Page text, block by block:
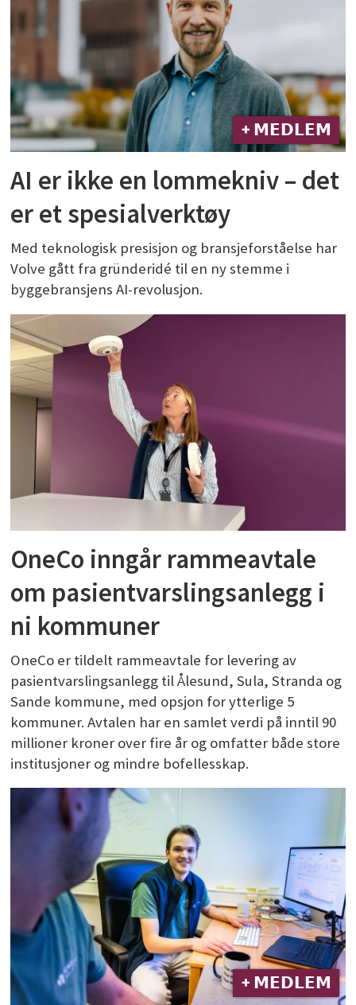
+ 𝗠𝗘𝗗𝗟𝗘𝗠
AI er ikke en lommekniv – det
er et spesialverktøy
Med teknologisk presisjon og bransjeforståelse har
Volve gått fra gründeridé til en ny stemme i
byggebransjens AI-revolusjon.
OneCo inngår rammeavtale
om pasientvarslingsanlegg i
ni kommuner
OneCo er tildelt rammeavtale for levering av
pasientvarslingsanlegg til Ålesund, Sula, Stranda og
Sande kommune, med opsjon for ytterlige 5
kommuner. Avtalen har en samlet verdi på inntil 90
millioner kroner over fire år og omfatter både store
institusjoner og mindre bofellesskap.
+ 𝗠𝗘𝗗𝗟𝗘𝗠